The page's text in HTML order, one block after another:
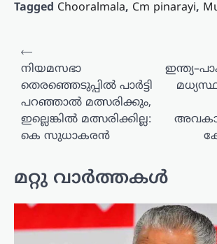
Tagged Chooralmala, Cm pinarayi,
പോസ്റ്റുകളിലൂടെ
⟵
നിയമസഭാ
തെരഞ്ഞെടുപ്പിൽ പാർട്ടി
പറഞ്ഞാൽ മത്സരിക്കും,
ഇല്ലെങ്കിൽ മത്സരിക്കില്ല:
കെ സുധാകരൻ
മറ്റു വാർത്തകൾ